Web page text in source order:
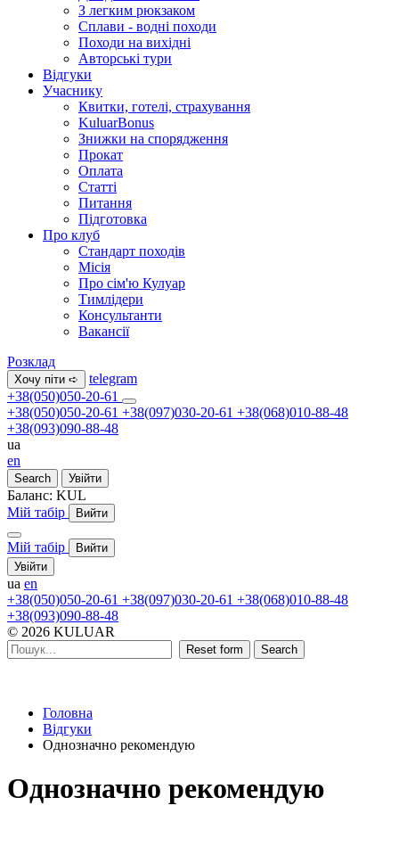
З легким рюкзаком
Сплави - водні походи
Походи на вихідні
Авторські тури
Відгуки
Учаснику
Квитки, готелі, страхування
KuluarBonus
Знижки на спорядження
Прокат
Оплата
Статті
Питання
Підготовка
Про клуб
Стандарт походів
Місія
Про сім'ю Кулуар
Тимлідери
Консультанти
Вакансії
Розклад
Хочу піти ➪
telegram
+38(050)050-20-61
+38(050)050-20-61 +38(097)030-20-61 +38(068)010-88-48
+38(093)090-88-48
ua
en
Search Увійти
Баланс: KUL
Мій табір
Вийти
Мій табір
Вийти
Увійти
ua en
+38(050)050-20-61 +38(097)030-20-61 +38(068)010-88-48
+38(093)090-88-48
© 2026 KULUAR
Reset form Search
Головна
Відгуки
Однозначно рекомендую
Однозначно рекомендую